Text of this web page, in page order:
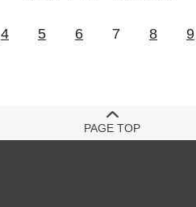
4 5 6 7 8 9
PAGE TOP